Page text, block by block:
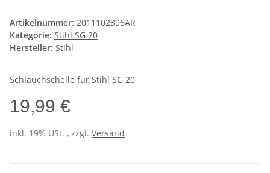
Artikelnummer: 2011102396AR
Kategorie: Stihl SG 20
Hersteller: Stihl
Schlauchschelle für Stihl SG 20
19,99 €
inkl. 19% USt. , zzgl. Versand